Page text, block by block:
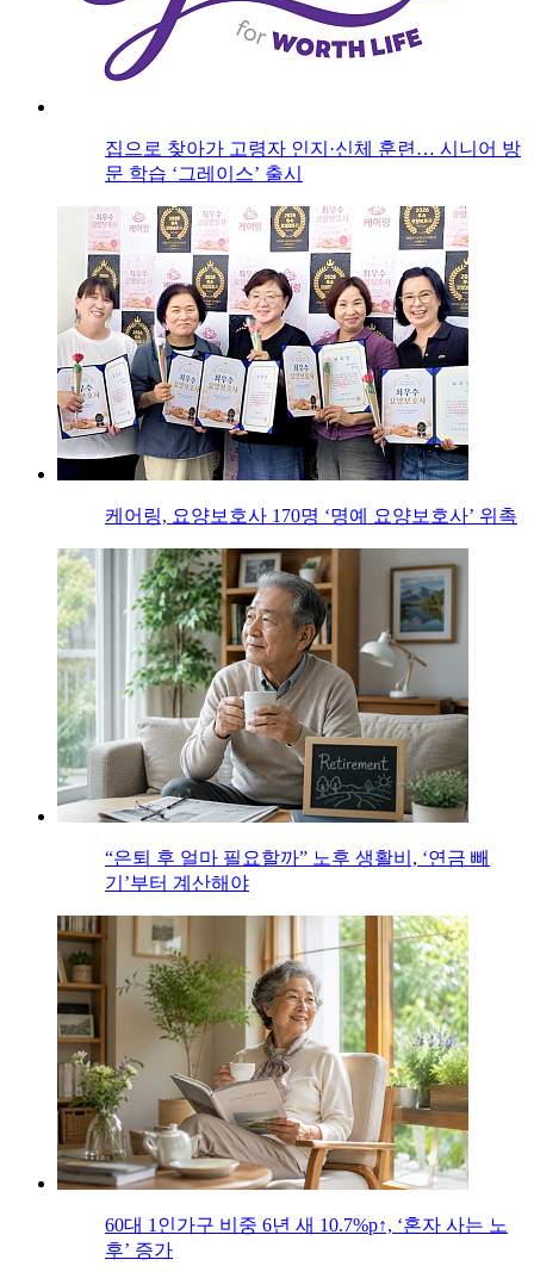
집으로 찾아가 고령자 인지·신체 훈련… 시니어 방
문 학습 ‘그레이스’ 출시
케어링, 요양보호사 170명 ‘명예 요양보호사’ 위촉
“은퇴 후 얼마 필요할까” 노후 생활비, ‘연금 빼
기’부터 계산해야
60대 1인가구 비중 6년 새 10.7%p↑, ‘혼자 사는 노
후’ 증가